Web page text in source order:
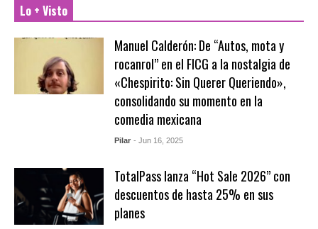
Lo + Visto
Manuel Calderón: De “Autos, mota y
rocanrol” en el FICG a la nostalgia de
«Chespirito: Sin Querer Queriendo»,
consolidando su momento en la
comedia mexicana
Pilar - Jun 16, 2025
TotalPass lanza “Hot Sale 2026” con
descuentos de hasta 25% en sus
planes